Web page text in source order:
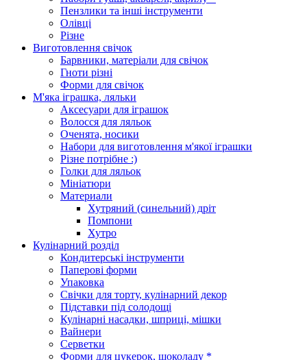
Пензлики та інші інструменти
Олівці
Різне
Виготовлення свічок
Барвники, матеріали для свічок
Гноти різні
Форми для свічок
М'яка іграшка, ляльки
Аксесуари для іграшок
Волосся для ляльок
Оченята, носики
Набори для виготовлення м'якої іграшки
Різне потрібне :)
Голки для ляльок
Мініатюри
Материали
Хутряний (синельний) дріт
Помпони
Хутро
Кулінарний розділ
Кондитерські інструменти
Паперові форми
Упаковка
Свічки для торту, кулінарний декор
Підставки під солодощі
Кулінарні насадки, шприці, мішки
Вайнери
Серветки
Форми для цукерок, шоколаду *